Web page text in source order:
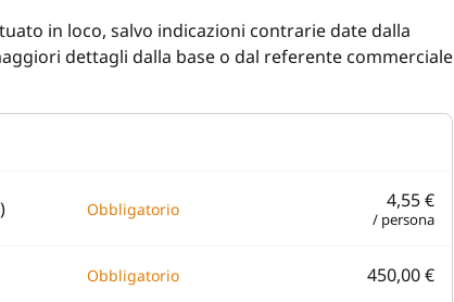
in loco, salvo indicazioni contrarie date dalla
dettagli dalla base o dal referente commerciale
Obbligatorio 4,55 €
/ persona
Obbligatorio 450,00 €